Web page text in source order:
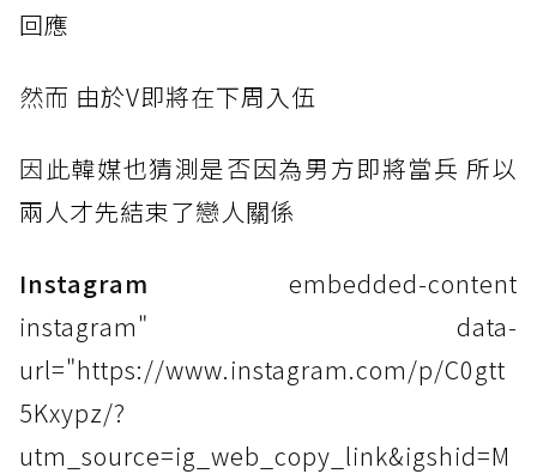
回應
然而 由於V即將在下周入伍
因此韓媒也猜測是否因為男方即將當兵 所以
兩人才先結束了戀人關係
Instagram embedded-content
instagram" data-
url="https://www.instagram.com/p/C0gtt
5Kxypz/?
utm_source=ig_web_copy_link&igshid=M